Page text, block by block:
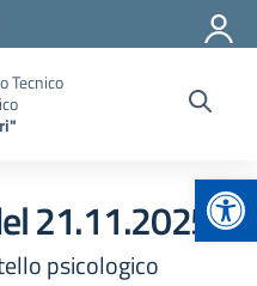
Tecnico
21.11.2025
psicologico